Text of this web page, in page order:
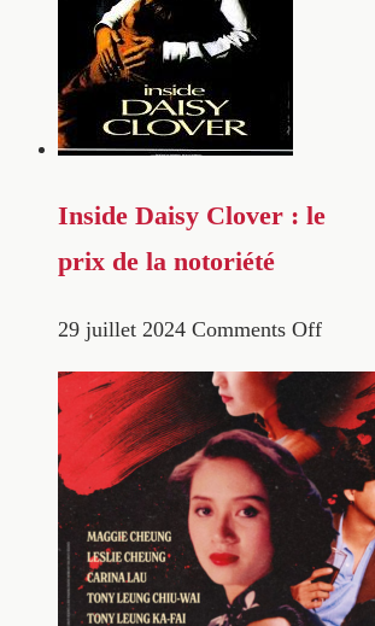
Inside Daisy Clover : le
prix de la notoriété
29 juillet 2024 Comments Off